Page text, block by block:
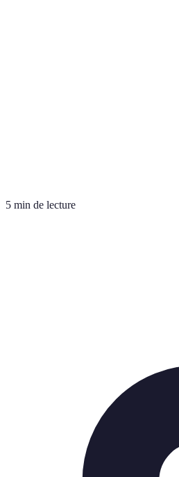
5 min de lecture